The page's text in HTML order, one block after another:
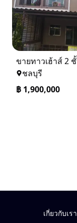
ชลบุรี
฿ 1,900,000
เกี่ยวกับเรา